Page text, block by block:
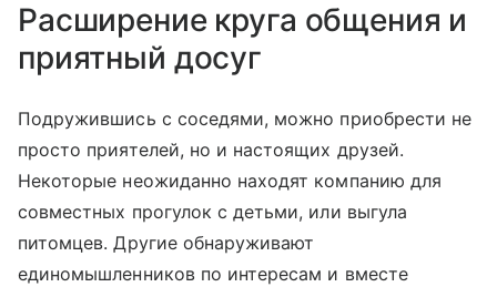
Расширение круга общения и
приятный досуг
Подружившись с соседями, можно приобрести не
просто приятелей, но и настоящих друзей.
Некоторые неожиданно находят компанию для
совместных прогулок с детьми, или выгула
питомцев. Другие обнаруживают
единомышленников по интересам и вместе